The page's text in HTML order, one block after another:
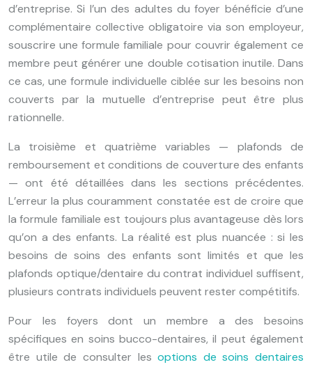
d’entreprise. Si l’un des adultes du foyer bénéficie d’une
complémentaire collective obligatoire via son employeur,
souscrire une formule familiale pour couvrir également ce
membre peut générer une double cotisation inutile. Dans
ce cas, une formule individuelle ciblée sur les besoins non
couverts par la mutuelle d’entreprise peut être plus
rationnelle.
La troisième et quatrième variables — plafonds de
remboursement et conditions de couverture des enfants
— ont été détaillées dans les sections précédentes.
L’erreur la plus couramment constatée est de croire que
la formule familiale est toujours plus avantageuse dès lors
qu’on a des enfants. La réalité est plus nuancée : si les
besoins de soins des enfants sont limités et que les
plafonds optique/dentaire du contrat individuel suffisent,
plusieurs contrats individuels peuvent rester compétitifs.
Pour les foyers dont un membre a des besoins
spécifiques en soins bucco-dentaires, il peut également
être utile de consulter lesoptions de soins dentaires